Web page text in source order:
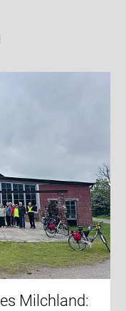
Milchland: